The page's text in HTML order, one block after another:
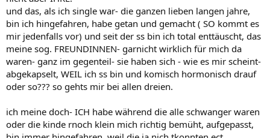
und das, als ich single war- die ganzen lieben langen jahre,
bin ich hingefahren, habe getan und gemacht ( SO kommt es
mir jedenfalls vor) und seit der ss bin ich total enttäuscht, das
meine sog. FREUNDINNEN- garnicht wirklich für mich da
waren- ganz im gegenteil- sie haben sich - wie es mir scheint-
abgekapselt, WEIL ich ss bin und komisch hormonisch drauf
oder so??? so gehts mir bei allen dreien.
ich meine doch- ICH habe während die alle schwanger waren
oder die kinde rnoch klein mich richtig bemüht, aufgepasst,